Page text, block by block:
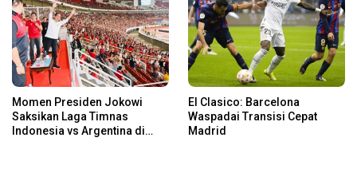
Momen Presiden Jokowi
Saksikan Laga Timnas
Indonesia vs Argentina di
El Clasico: Barcelona
Waspadai Transisi Cepat
Madrid